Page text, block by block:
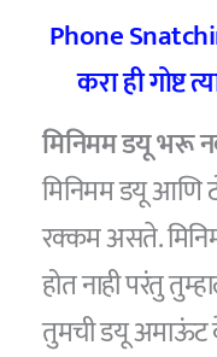
Phone
करा ही गोष्ट
मिनिमम डयू भरू
मिनिमम डयू आणि
रक्कम असते.
होत नाही परंतु
तुमची डयू अमाऊंट